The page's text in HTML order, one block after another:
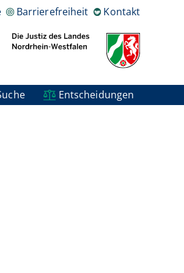
Barrierefreiheit Kontakt
Entscheidungen